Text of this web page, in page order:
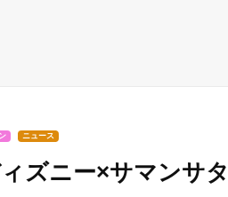
ニュース
ィズニー×サマンサ